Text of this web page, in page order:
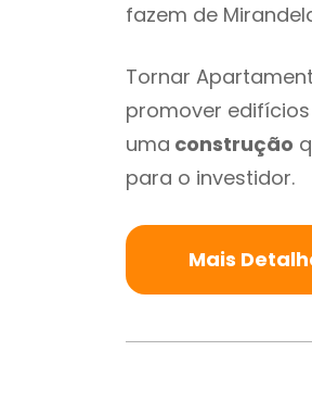
fazem de
Tornar
promover
uma construção
para o investidor.
Mais